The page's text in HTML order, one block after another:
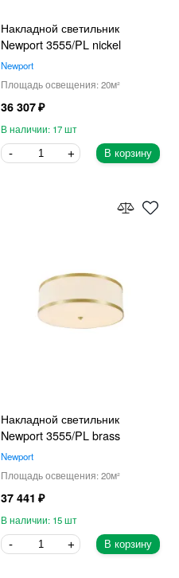
Накладной светильник
Newport 3555/PL nickel
Newport
20
36 307
17
В корзину
Накладной светильник
Newport 3555/PL brass
Newport
20
37 441
15
В корзину